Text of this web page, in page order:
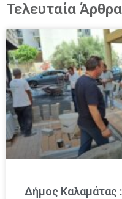
Τελευταία Άρθρα
Δήμος Καλαμάτας